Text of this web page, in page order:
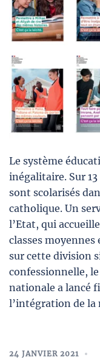
Le système
inégalitaire. Sur
sont scolarisés
catholique. Un
l’Etat, qui
classes
sur cette division
confessionnelle,
nationale a lancé
l’intégration de
24 JANVIER 2021